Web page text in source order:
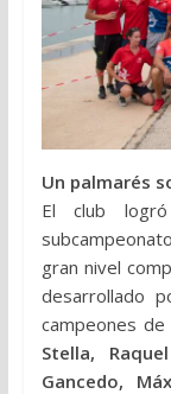
Un palmarés
El club
gran nivel
desarrollado
campeones
Stella,
Gancedo,